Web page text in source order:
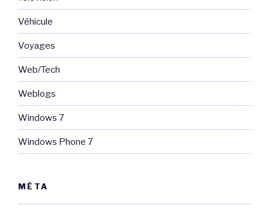
Véhicule
Voyages
Web/Tech
Weblogs
Windows 7
Windows Phone 7
MÉTA